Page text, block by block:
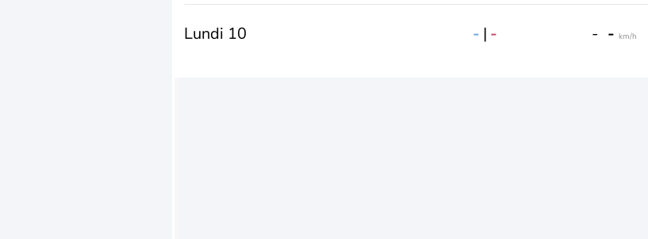
Lundi 10 - | - - - km/h